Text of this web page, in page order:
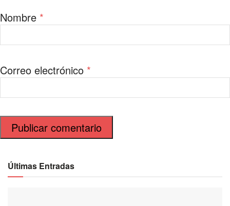
Nombre *
Correo electrónico *
Últimas Entradas